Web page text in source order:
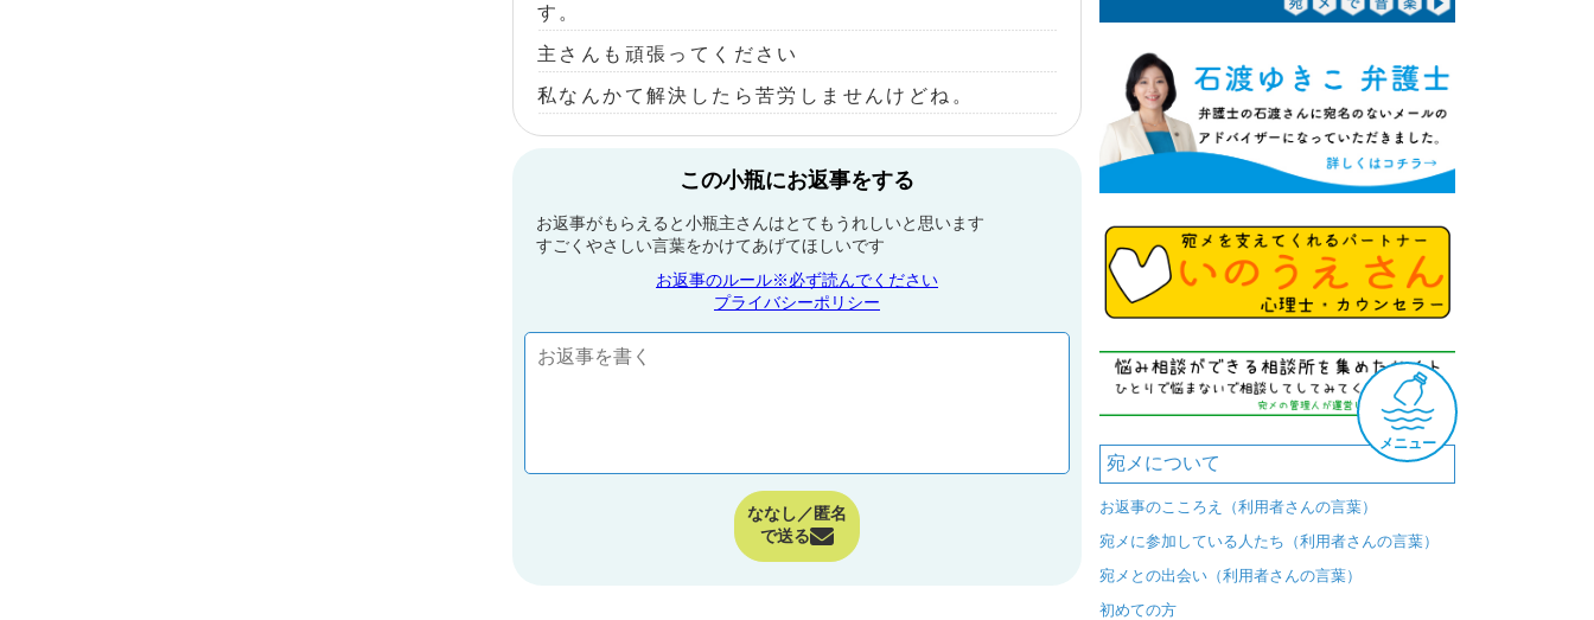
メニュー
す。
主さんも頑張ってください
私なんかて解決したら苦労しませんけどね。
この小瓶にお返事をする
お返事がもらえると小瓶主さんはとてもうれしいと思います
すごくやさしい言葉をかけてあげてほしいです
お返事のルール※必ず読んでください
プライバシーポリシー
ななし／匿名
で送る
宛メについて
お返事のこころえ（利用者さんの言葉）
宛メに参加している人たち（利用者さんの言葉）
宛メとの出会い（利用者さんの言葉）
初めての方